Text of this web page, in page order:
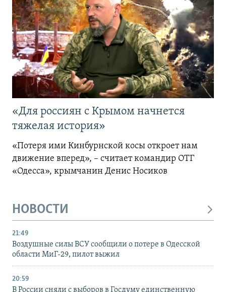
«Для россиян с Крымом начнется
тяжелая история»
«Потеря ими Кинбурнской косы откроет нам
движение вперед», – считает командир ОТГ
«Одесса», крымчанин Денис Носиков
НОВОСТИ
21:49
Воздушные силы ВСУ сообщили о потере в Одесской
области МиГ-29, пилот выжил
20:59
В России сняли с выборов в Госдуму единственную